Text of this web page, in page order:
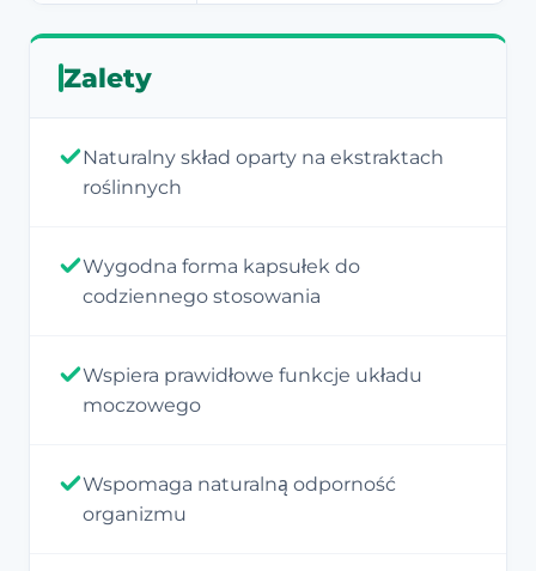
Zalety
Naturalny skład oparty na ekstraktach
roślinnych
Wygodna forma kapsułek do
codziennego stosowania
Wspiera prawidłowe funkcje układu
moczowego
Wspomaga naturalną odporność
organizmu